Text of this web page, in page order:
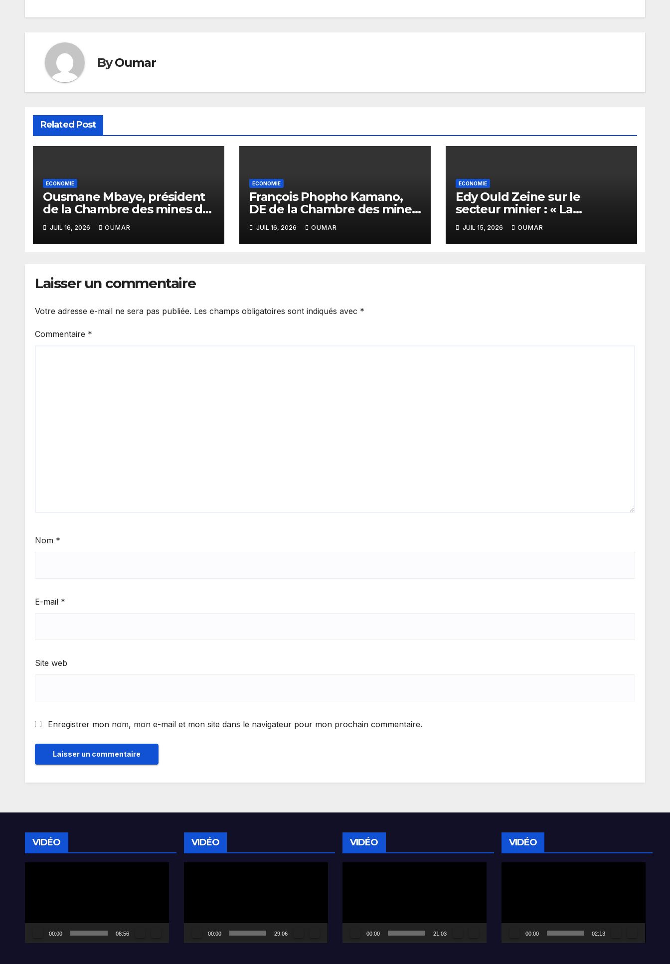
l’article
ByOumar
Related Post
ECONOMIE
Ousmane Mbaye, président
de la Chambre des mines du
Sénégal : « C’est l’Etat qui
doit assurer le financement
des infrastructures »
JUIL 16, 2026 OUMAR
ECONOMIE
François Phopho Kamano,
DE de la Chambre des mines
: « la Guinée est aujourd’hui
la meilleure des
destinations »
JUIL 16, 2026 OUMAR
ECONOMIE
Edy Ould Zeine sur le
secteur minier : « La
corruption n’existe pas en
Mauritanie »
JUIL 15, 2026 OUMAR
Laisser un commentaire
Votre adresse e-mail ne sera pas publiée. Les champs obligatoires sont indiqués avec *
Commentaire *
Nom *
E-mail *
Site web
Enregistrer mon nom, mon e-mail et mon site dans le navigateur pour mon prochain commentaire.
VIDÉO
00:00 08:56
VIDÉO
00:00 29:06
VIDÉO
00:00 21:03
VIDÉO
00:00 02:13